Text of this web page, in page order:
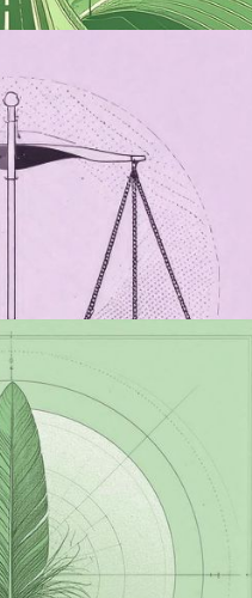
und seine
(CSRD)
I-Richtlinie sieht
über die
von Unternehmen
für Unternehmen
Kommission
Reporting Standard for
freiwillige EU-Standard
für kleine und
Unternehmen. VSME ist
Möglichkeit, ESG-Daten
und ESRS-